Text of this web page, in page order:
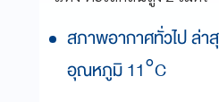
สภาพอากาศทั่วไป ล่า
อุณหภูมิ 11°C